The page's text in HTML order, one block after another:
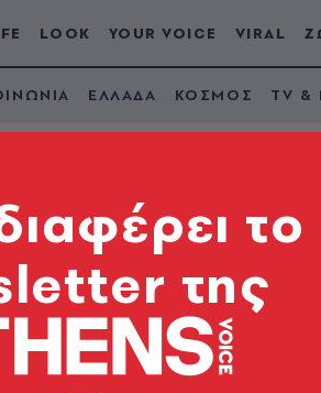
LOOK YOUR VOICE VIRAL
ΕΛΛΑΔΑ ΚΟΣΜΟΣ TV &
Eρνέστο (Tσε)
το
της